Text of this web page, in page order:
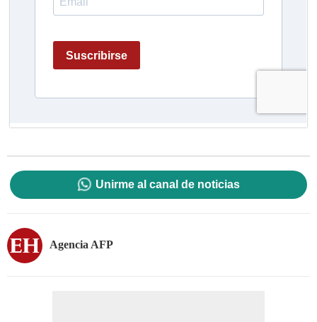
Unirme al canal de noticias
Agencia AFP